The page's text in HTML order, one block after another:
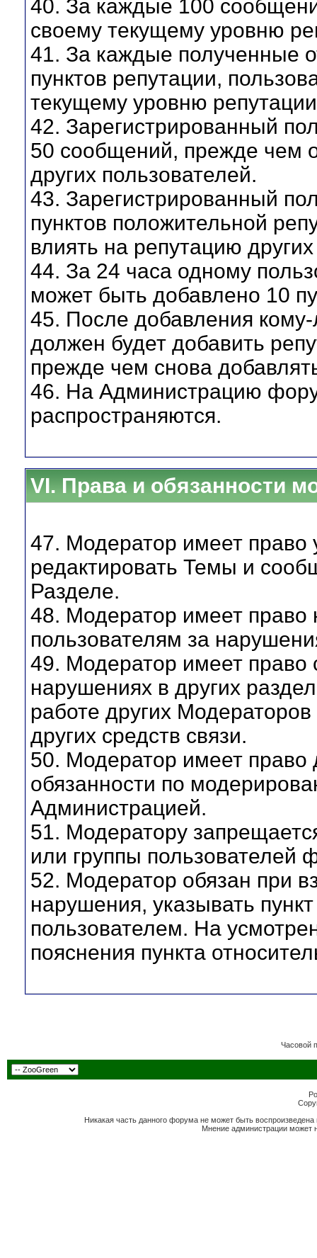
40. За каждые 100
своему текущему уровню
41. За каждые полученные
пунктов репутации,
текущему уровню
42. Зарегистрированный
50 сообщений, прежде чем
других пользователей.
43. Зарегистрированный
пунктов положительной
влиять на репутацию
44. За 24 часа одному
может быть добавлено 10
45. После добавления
должен будет добавить
прежде чем снова
46. На Администрацию
распространяются.
VI. Права и обязанности
47. Модератор имеет
редактировать Темы и
Разделе.
48. Модератор имеет право
пользователям за
49. Модератор имеет
нарушениях в других
работе других
других средств связи.
50. Модератор имеет право
обязанности по
Администрацией.
51. Модератору
или группы пользователей
52. Модератор обязан при
нарушения, указывать
пользователем. На
пояснения пункта
Часовой
Никакая часть данного форума не может быть
Мнение администрации может